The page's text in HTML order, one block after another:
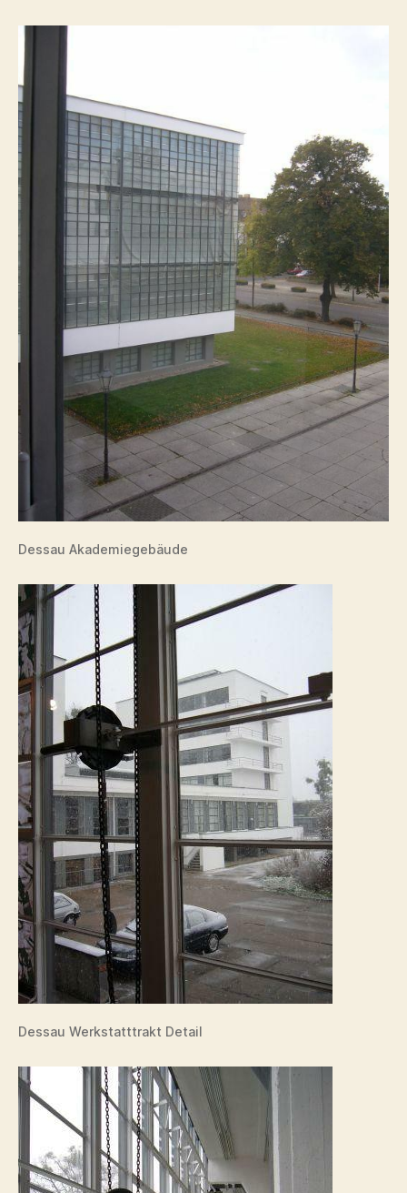
Dessau Akademiegebäude
Dessau Werkstatttrakt Detail